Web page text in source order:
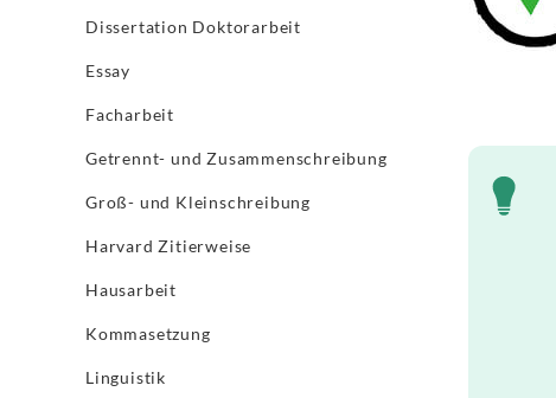
Dissertation Doktorarbeit
Essay
Facharbeit
Getrennt- und Zusammenschreibung
Groß- und Kleinschreibung
Harvard Zitierweise
Hausarbeit
Kommasetzung
Linguistik